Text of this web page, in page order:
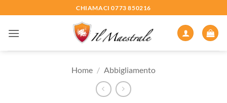
ai
contenuti
CHIAMACI 0773 850216
Home / Abbigliamento